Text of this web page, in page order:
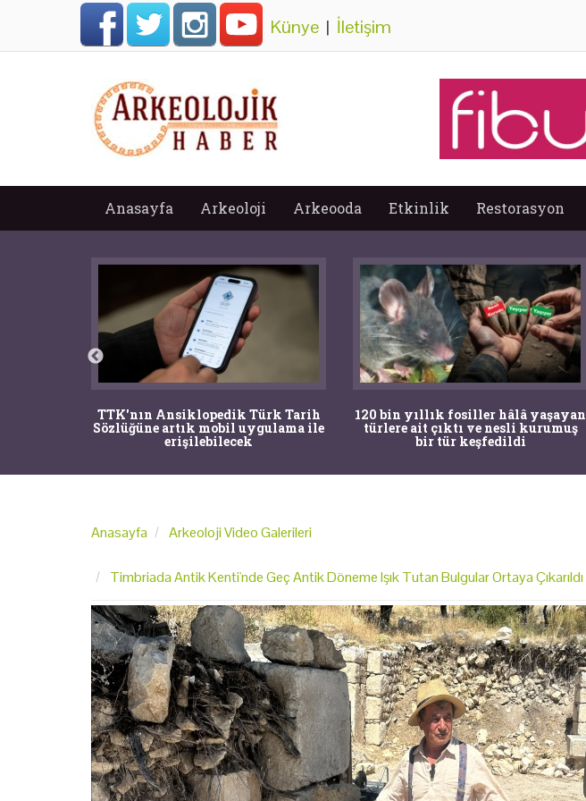
Künye | İletişim
Anasayfa Arkeoloji Arkeooda Etkinlik Restorasyon
TTK'nın Ansiklopedik Türk Tarih
Sözlüğüne artık mobil uygulama ile
erişilebilecek
120 bin yıllık fosiller hâlâ yaşayan
türlere ait çıktı ve nesli kurumuş
bir tür keşfedildi
Anasayfa Arkeoloji Video Galerileri
Timbriada Antik Kenti'nde Geç Antik Döneme Işık Tutan Bulgular Ortaya Çıkarıldı